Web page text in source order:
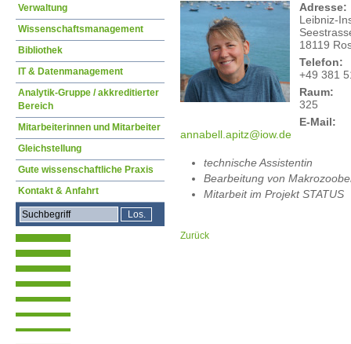
Adresse:
Leibniz-
18119
Telefon:
+49 381
Raum:
325
E-Mail:
annabell.apitz@iow.de
technische Assistentin
Bearbeitung von
Mitarbeit im Projekt STATUS
Zurück
Verwaltung
Wissenschaftsmanagement
Bibliothek
IT & Datenmanagement
Analytik-Gruppe / akkreditierter
Bereich
Mitarbeiterinnen und Mitarbeiter
Gleichstellung
Gute wissenschaftliche Praxis
Kontakt & Anfahrt